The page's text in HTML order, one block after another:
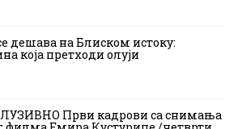
дешава на Блиском истоку:
која претходи олуји
Први кадрови са снимања